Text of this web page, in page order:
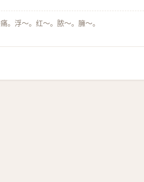
。浮～。红～。脓～。臃～。